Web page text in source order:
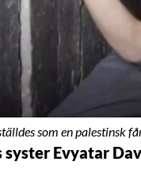
som en palestinsk
syster Evyatar